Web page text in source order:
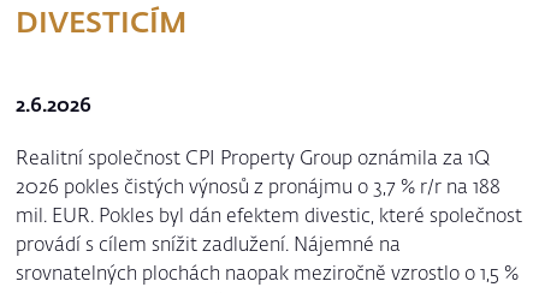
DIVESTICÍM
2.6.2026
Realitní společnost CPI Property Group oznámila za 1Q
2026 pokles čistých výnosů z pronájmu o 3,7 % r/r na 188
mil. EUR. Pokles byl dán efektem divestic, které společnost
provádí s cílem snížit zadlužení. Nájemné na
srovnatelných plochách naopak meziročně vzrostlo o 1,5 %